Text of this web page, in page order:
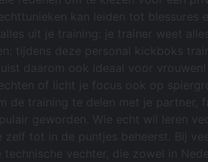
kan leiden tot
uit je training: je trainer weet
tijdens deze personal kickboks
daarom ook ideaal voor
of licht je focus ook op
de training te delen met je
geworden. Wie echt wil leren
zelf tot in de puntjes beheerst. Bij
vechter, die zowel in